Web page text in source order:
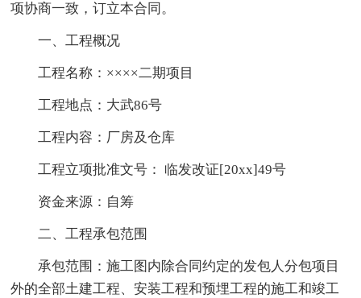
项协商一致，订立本合同。
一、工程概况
工程名称：××××二期项目
工程地点：大武86号
工程内容：厂房及仓库
工程立项批准文号： 临发改证[20xx]49号
资金来源：自筹
二、工程承包范围
承包范围：施工图内除合同约定的发包人分包项目
外的全部土建工程、安装工程和预埋工程的施工和竣工